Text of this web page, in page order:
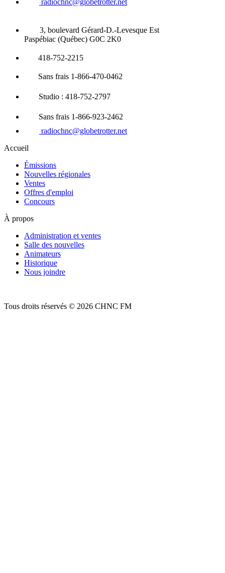
3, boulevard Gérard-D.-Levesque Est
Paspébiac (Québec) G0C 2K0
418-752-2215
Sans frais 1-866-470-0462
Studio : 418-752-2797
Sans frais 1-866-923-2462
radiochnc@globetrotter.net
Accueil
Émissions
Nouvelles régionales
Ventes
Offres d'emploi
Concours
À propos
Administration et ventes
Salle des nouvelles
Animateurs
Historique
Nous joindre
Tous droits réservés © 2026 CHNC FM